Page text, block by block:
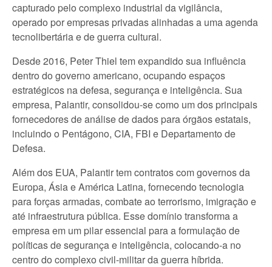
capturado pelo complexo industrial da vigilância,
operado por empresas privadas alinhadas a uma agenda
tecnolibertária e de guerra cultural.
Desde 2016, Peter Thiel tem expandido sua influência
dentro do governo americano, ocupando espaços
estratégicos na defesa, segurança e inteligência. Sua
empresa, Palantir, consolidou-se como um dos principais
fornecedores de análise de dados para órgãos estatais,
incluindo o Pentágono, CIA, FBI e Departamento de
Defesa.
Além dos EUA, Palantir tem contratos com governos da
Europa, Ásia e América Latina, fornecendo tecnologia
para forças armadas, combate ao terrorismo, imigração e
até infraestrutura pública. Esse domínio transforma a
empresa em um pilar essencial para a formulação de
políticas de segurança e inteligência, colocando-a no
centro do complexo civil-militar da guerra híbrida.